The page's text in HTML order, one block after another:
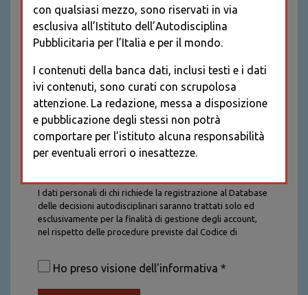
I dati personali di chi richiede la registrazione al Database
delle decisioni autodisciplinari saranno trattati solo ed
esclusivamente per la finalità di gestione degli account,
nel rispetto delle procedure previste dal Codice di
saranno trattati con tutte le cautele richieste dalla legge e
saranno conservati per la durata stabilita caso per caso
Ho preso visione dell'informativa *
con qualsiasi mezzo, sono riservati in via
esclusiva all’Istituto dell’Autodisciplina
Pubblicitaria per l’Italia e per il mondo.
I contenuti della banca dati, inclusi testi e i dati
ivi contenuti, sono curati con scrupolosa
attenzione. La redazione, messa a disposizione
e pubblicazione degli stessi non potrà
comportare per l’istituto alcuna responsabilità
per eventuali errori o inesattezze.